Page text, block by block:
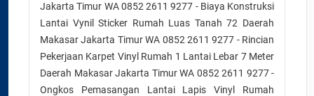
Jakarta Timur WA 0852 2611 9277 - Biaya Konstruksi
Lantai Vynil Sticker Rumah Luas Tanah 72 Daerah
Makasar Jakarta Timur WA 0852 2611 9277 - Rincian
Pekerjaan Karpet Vinyl Rumah 1 Lantai Lebar 7 Meter
Daerah Makasar Jakarta Timur WA 0852 2611 9277 -
Ongkos Pemasangan Lantai Lapis Vinyl Rumah